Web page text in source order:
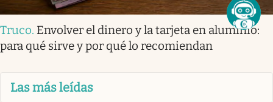
Truco. Envolver el dinero y la tarjeta en aluminio:
para qué sirve y por qué lo recomiendan
Las más leídas